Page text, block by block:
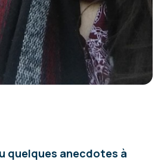
quelques anecdotes à